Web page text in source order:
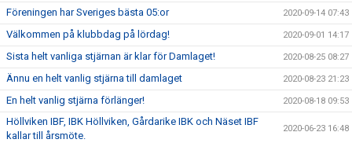
Föreningen har Sveriges bästa 05:or 2020-09-14 07:43
Välkommen på klubbdag på lördag! 2020-09-01 14:17
Sista helt vanliga stjärnan är klar för Damlaget! 2020-08-25 08:27
Ännu en helt vanlig stjärna till damlaget 2020-08-23 21:23
En helt vanlig stjärna förlänger! 2020-08-18 09:53
Höllviken IBF, IBK Höllviken, Gårdarike IBK och Näset IBF
kallar till årsmöte.
2020-06-23 16:48